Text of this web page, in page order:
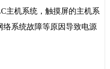
主机系统，触摸屏的主机系
系统故障等原因导致电源